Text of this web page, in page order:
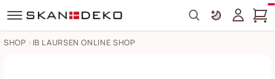
Search
SHOP IB LAURSEN ONLINE SHOP